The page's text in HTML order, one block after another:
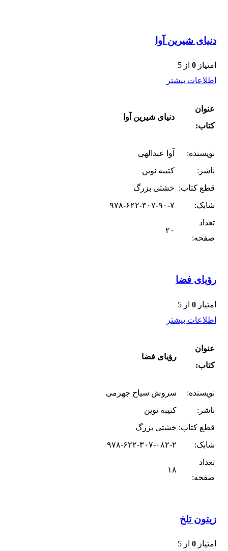
دنیای شیرین آوا
امتیاز 0 از 5
اطلاعات بیشتر
عنوان
کتاب:
دنیای شیرین آوا
نویسنده:
آوا عبدالهی
ناشر:
کتیبه نوین
قطع کتاب: خشتی بزرگ
شابک:
۹۷۸-۶۲۲-۳۰۷-۹۰-۷
تعداد
صفحه:
۲۰
رؤیای فضا
امتیاز 0 از 5
اطلاعات بیشتر
عنوان
کتاب:
رؤیای فضا
نویسنده:
سروش سیاح جهرمی
ناشر:
کتیبه نوین
قطع کتاب: خشتی بزرگ
شابک:
۹۷۸-۶۲۲-۳۰۷-۰۸۲-۲
تعداد
صفحه:
۱۸
زیتون تلخ
امتیاز 0 از 5